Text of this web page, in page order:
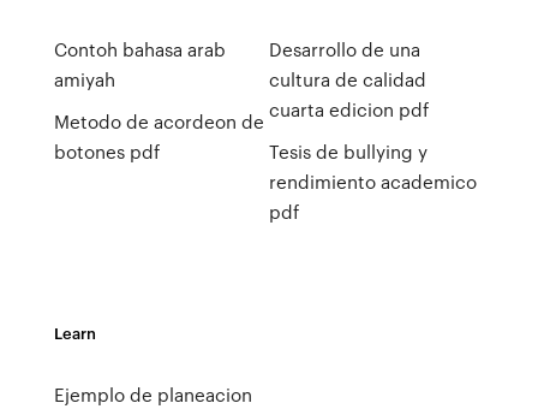
Contoh bahasa arab
amiyah
Metodo de acordeon de
botones pdf
Desarrollo de una
cultura de calidad
cuarta edicion pdf
Tesis de bullying y
rendimiento academico
pdf
Learn
Ejemplo de planeacion